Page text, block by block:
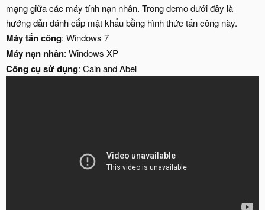
mạng giữa các máy tính nạn nhân. Trong demo dưới đây là
hướng dẫn đánh cắp mật khẩu bằng hình thức tấn công này.
Máy tấn công: Windows 7
Máy nạn nhân: Windows XP
Công cụ sử dụng: Cain and Abel